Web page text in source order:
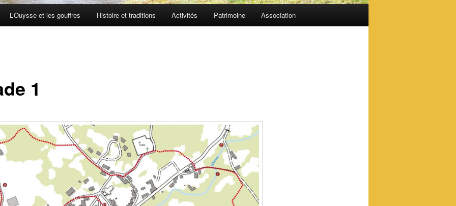
L’Ouysse et les gouffres Histoire et traditions Activités Patrimoine Association
1